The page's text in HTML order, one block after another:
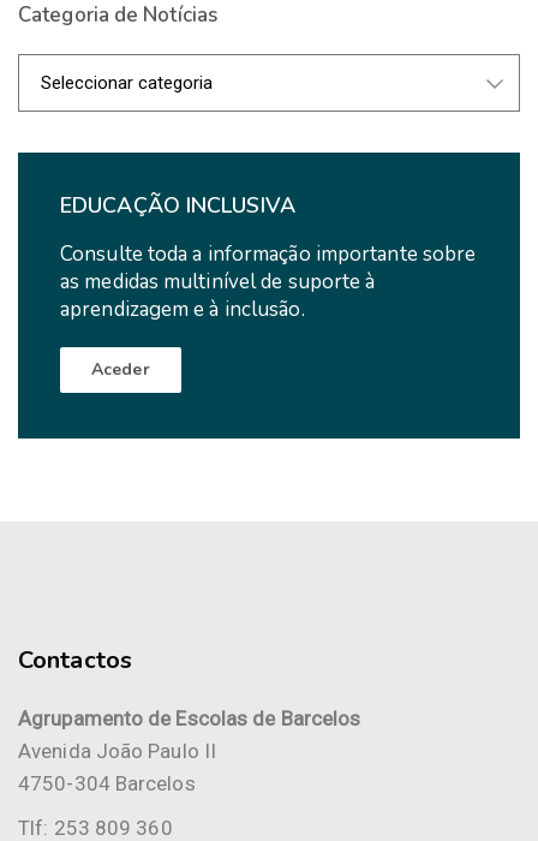
Categoria de Notícias
EDUCAÇÃO INCLUSIVA
Consulte toda a informação importante sobre
as medidas multinível de suporte à
aprendizagem e à inclusão.
Aceder
Contactos
Agrupamento de Escolas de Barcelos
Avenida João Paulo II
4750-304 Barcelos
Tlf: 253 809 360